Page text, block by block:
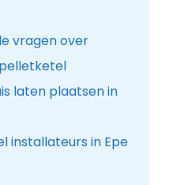
vragen over
laten plaatsen in
installateurs in Epe